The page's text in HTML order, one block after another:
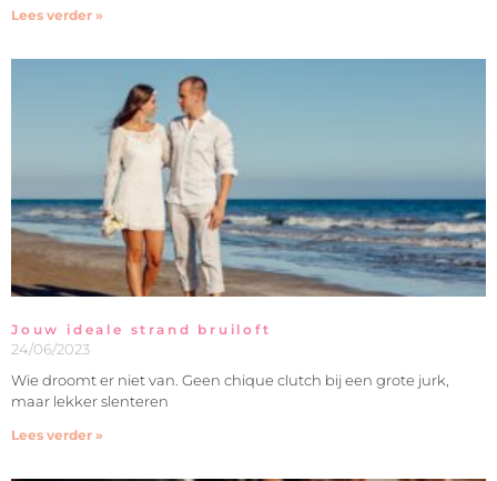
Lees verder »
Jouw ideale strand bruiloft
24/06/2023
Wie droomt er niet van. Geen chique clutch bij een grote jurk,
maar lekker slenteren
Lees verder »